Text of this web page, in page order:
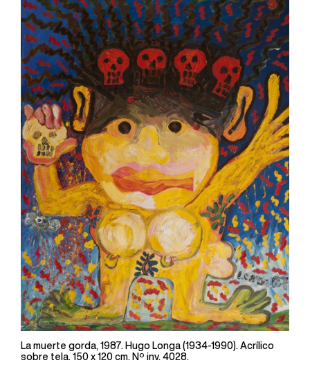
La muerte gorda, 1987. Hugo Longa (1934-1990). Acrílico
sobre tela. 150 x 120 cm. Nº inv. 4028.